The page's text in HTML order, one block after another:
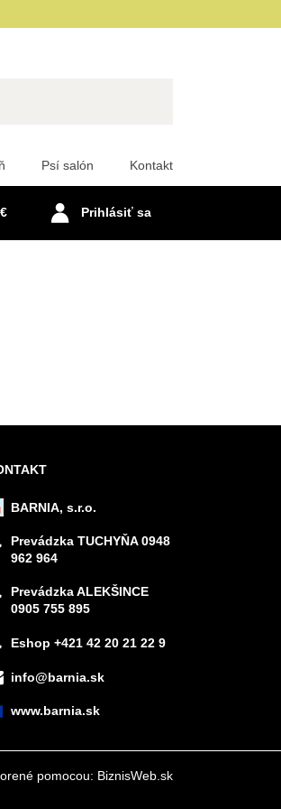
Psí salón Kontakt
Prihlásiť sa
BARNIA, s.r.o.
Prevádzka TUCHYŇA 0948
962 964
Prevádzka ALEKŠINCE
0905 755 895
Eshop +421 42 20 21 22 9
info@barnia.sk
www.barnia.sk
pomocou: BiznisWeb.sk